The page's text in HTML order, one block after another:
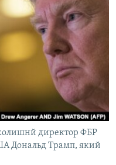
директор ФБР
Дональд Трамп, який